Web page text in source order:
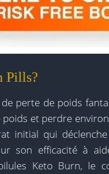
Pills?
perte de poids
et perdre
initial qui
son efficacité à
Keto Burn, le